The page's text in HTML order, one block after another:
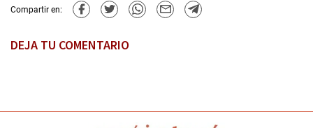
Compartir en:
DEJA TU COMENTARIO